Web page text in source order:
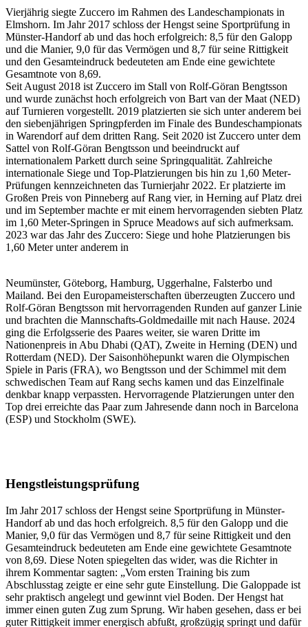
Vierjährig siegte Zuccero im Rahmen des Landeschampionats in
Elmshorn. Im Jahr 2017 schloss der Hengst seine Sportprüfung in
Münster-Handorf ab und das hoch erfolgreich: 8,5 für den Galopp
und die Manier, 9,0 für das Vermögen und 8,7 für seine Rittigkeit
und den Gesamteindruck bedeuteten am Ende eine gewichtete
Gesamtnote von 8,69.
Seit August 2018 ist Zuccero im Stall von Rolf-Göran Bengtsson
und wurde zunächst hoch erfolgreich von Bart van der Maat (NED)
auf Turnieren vorgestellt. 2019 platzierten sie sich unter anderem bei
den siebenjährigen Springpferden im Finale des Bundeschampionats
in Warendorf auf dem dritten Rang. Seit 2020 ist Zuccero unter dem
Sattel von Rolf-Göran Bengtsson und beeindruckt auf
internationalem Parkett durch seine Springqualität. Zahlreiche
internationale Siege und Top-Platzierungen bis hin zu 1,60 Meter-
Prüfungen kennzeichneten das Turnierjahr 2022. Er platzierte im
Großen Preis von Pinneberg auf Rang vier, in Herning auf Platz drei
und im September machte er mit einem hervorragenden siebten Platz
im 1,60 Meter-Springen in Spruce Meadows auf sich aufmerksam.
2023 war das Jahr des Zuccero: Siege und hohe Platzierungen bis
1,60 Meter unter anderem in
Neumünster, Göteborg, Hamburg, Uggerhalne, Falsterbo und
Mailand. Bei den Europameisterschaften überzeugten Zuccero und
Rolf-Göran Bengtsson mit hervorragenden Runden auf ganzer Linie
und brachten die Mannschafts-Goldmedaille mit nach Hause. 2024
ging die Erfolgsserie des Paares weiter, sie waren Dritte im
Nationenpreis in Abu Dhabi (QAT), Zweite in Herning (DEN) und
Rotterdam (NED). Der Saisonhöhepunkt waren die Olympischen
Spiele in Paris (FRA), wo Bengtsson und der Schimmel mit dem
schwedischen Team auf Rang sechs kamen und das Einzelfinale
denkbar knapp verpassten. Hervorragende Platzierungen unter den
Top drei erreichte das Paar zum Jahresende dann noch in Barcelona
(ESP) und Stockholm (SWE).
Hengstleistungsprüfung
Im Jahr 2017 schloss der Hengst seine Sportprüfung in Münster-
Handorf ab und das hoch erfolgreich. 8,5 für den Galopp und die
Manier, 9,0 für das Vermögen und 8,7 für seine Rittigkeit und den
Gesamteindruck bedeuteten am Ende eine gewichtete Gesamtnote
von 8,69. Diese Noten spiegelten das wider, was die Richter in
ihrem Kommentar sagten: „Vom ersten Training bis zum
Abschlusstag zeigte er eine sehr gute Einstellung. Die Galoppade ist
sehr praktisch angelegt und gewinnt viel Boden. Der Hengst hat
immer einen guten Zug zum Sprung. Wir haben gesehen, dass er bei
guter Rittigkeit immer energisch abfußt, großzügig springt und dafür